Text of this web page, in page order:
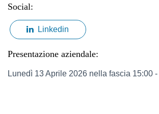
Social:
Linkedin
Presentazione aziendale:
Lunedì 13 Aprile 2026 nella fascia 15:00